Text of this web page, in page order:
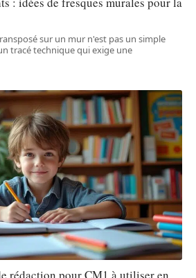
sur un mur n'est pas un simple
tracé technique qui exige une
rédaction pour CM1 à utiliser en